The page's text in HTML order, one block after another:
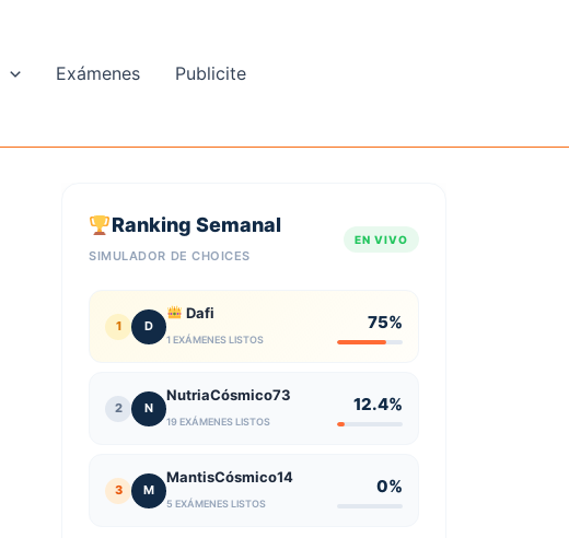
Exámenes Publicite
Ranking Semanal
SIMULADOR DE CHOICES
EN VIVO
1 D
Dafi
1 EXÁMENES LISTOS
75%
2 N
NutriaCósmico73
19 EXÁMENES LISTOS
12.4%
3 M
MantisCósmico14
5 EXÁMENES LISTOS
0%